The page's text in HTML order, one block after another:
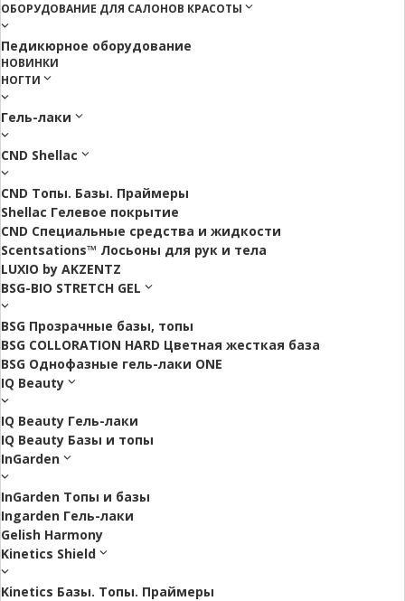
ОБОРУДОВАНИЕ ДЛЯ САЛОНОВ КРАСОТЫ
Педикюрное оборудование
НОВИНКИ
НОГТИ
Гель-лаки
CND Shellac
CND Топы. Базы. Праймеры
Shellac Гелевое покрытие
CND Специальные средства и жидкости
Scentsations™ Лосьоны для рук и тела
LUXIO by AKZENTZ
BSG-BIO STRETCH GEL
BSG Прозрачные базы, топы
BSG COLLORATION HARD Цветная жесткая база
BSG Однофазные гель-лаки ONE
IQ Beauty
IQ Beauty Гель-лаки
IQ Beauty Базы и топы
InGarden
InGarden Топы и базы
Ingarden Гель-лаки
Gelish Harmony
Kinetics Shield
Kinetics Базы. Топы. Праймеры